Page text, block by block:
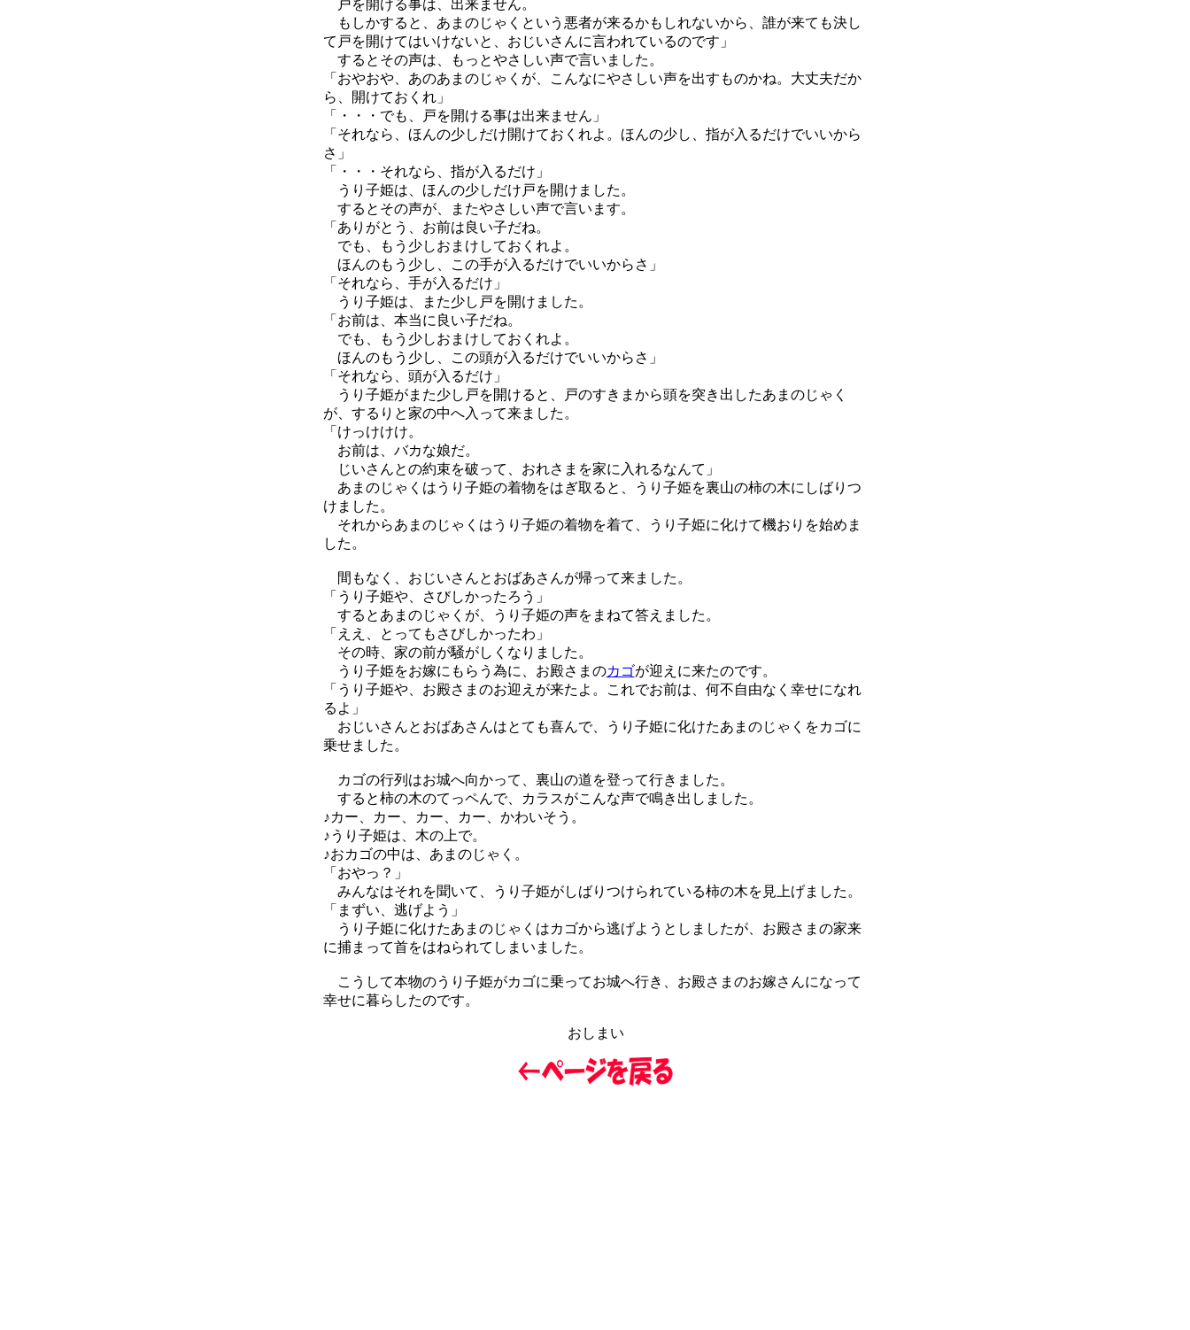
戸を開ける事は、出来ません。
もしかすると、あまのじゃくという悪者が来るかもしれないから、誰が来ても決し
て戸を開けてはいけないと、おじいさんに言われているのです」
するとその声は、もっとやさしい声で言いました。
「おやおや、あのあまのじゃくが、こんなにやさしい声を出すものかね。大丈夫だか
ら、開けておくれ」
「・・・でも、戸を開ける事は出来ません」
「それなら、ほんの少しだけ開けておくれよ。ほんの少し、指が入るだけでいいから
さ」
「・・・それなら、指が入るだけ」
うり子姫は、ほんの少しだけ戸を開けました。
するとその声が、またやさしい声で言います。
「ありがとう、お前は良い子だね。
でも、もう少しおまけしておくれよ。
ほんのもう少し、この手が入るだけでいいからさ」
「それなら、手が入るだけ」
うり子姫は、また少し戸を開けました。
「お前は、本当に良い子だね。
でも、もう少しおまけしておくれよ。
ほんのもう少し、この頭が入るだけでいいからさ」
「それなら、頭が入るだけ」
うり子姫がまた少し戸を開けると、戸のすきまから頭を突き出したあまのじゃく
が、するりと家の中へ入って来ました。
「けっけけけ。
お前は、バカな娘だ。
じいさんとの約束を破って、おれさまを家に入れるなんて」
あまのじゃくはうり子姫の着物をはぎ取ると、うり子姫を裏山の柿の木にしばりつ
けました。
それからあまのじゃくはうり子姫の着物を着て、うり子姫に化けて機おりを始めま
した。
間もなく、おじいさんとおばあさんが帰って来ました。
「うり子姫や、さびしかったろう」
するとあまのじゃくが、うり子姫の声をまねて答えました。
「ええ、とってもさびしかったわ」
その時、家の前が騒がしくなりました。
うり子姫をお嫁にもらう為に、お殿さまのカゴが迎えに来たのです。
「うり子姫や、お殿さまのお迎えが来たよ。これでお前は、何不自由なく幸せになれ
るよ」
おじいさんとおばあさんはとても喜んで、うり子姫に化けたあまのじゃくをカゴに
乗せました。
カゴの行列はお城へ向かって、裏山の道を登って行きました。
すると柿の木のてっペんで、カラスがこんな声で鳴き出しました。
♪カー、カー、カー、カー、かわいそう。
♪うり子姫は、木の上で。
♪おカゴの中は、あまのじゃく。
「おやっ？」
みんなはそれを聞いて、うり子姫がしばりつけられている柿の木を見上げました。
「まずい、逃げよう」
うり子姫に化けたあまのじゃくはカゴから逃げようとしましたが、お殿さまの家来
に捕まって首をはねられてしまいました。
こうして本物のうり子姫がカゴに乗ってお城へ行き、お殿さまのお嫁さんになって
幸せに暮らしたのです。
おしまい